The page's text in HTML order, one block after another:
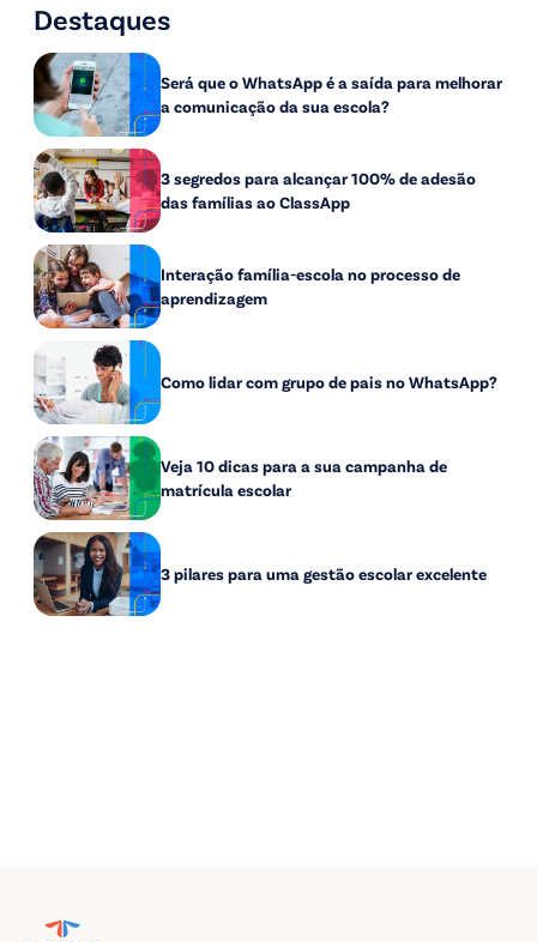
Destaques
Será que o WhatsApp é a saída para melhorar
a comunicação da sua escola?
3 segredos para alcançar 100% de adesão
das famílias ao ClassApp
Interação família-escola no processo de
aprendizagem
Como lidar com grupo de pais no WhatsApp?
Veja 10 dicas para a sua campanha de
matrícula escolar
3 pilares para uma gestão escolar excelente